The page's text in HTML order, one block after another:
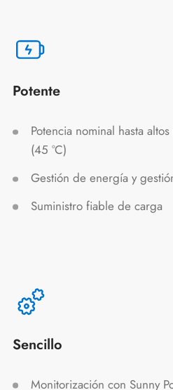
Potente
Potencia nominal hasta
(45 °C)
Gestión de energía y
Suministro fiable de carga
Sencillo
Monitorización con Sunny